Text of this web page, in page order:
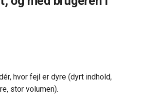
hvor fejl er dyre (dyrt indhold,
stor volumen).